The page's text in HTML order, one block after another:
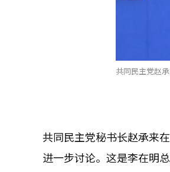
共同民主党赵
共同民主党秘书长赵承来
进一步讨论。这是李在明